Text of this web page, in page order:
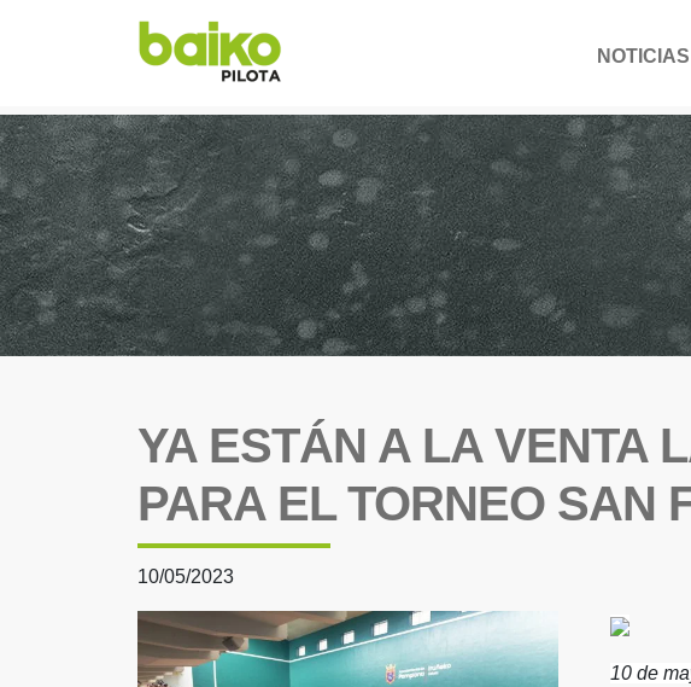
NOTICIAS
YA ESTÁN A LA VENTA
PARA EL TORNEO SAN
10/05/2023
10 de